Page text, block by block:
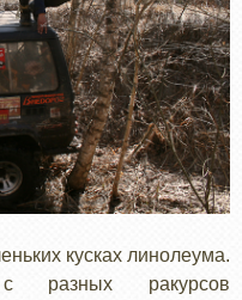
кусках линолеума.
разных ракурсов